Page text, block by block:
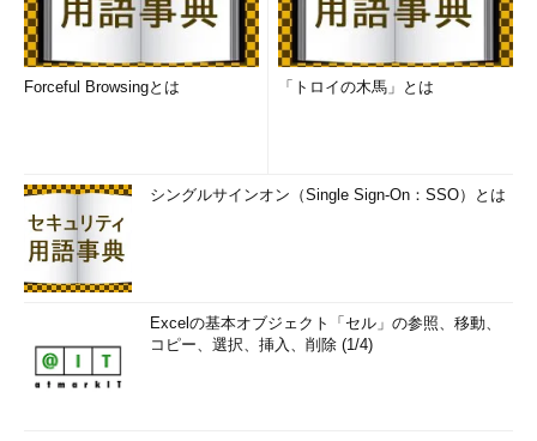
Forceful Browsingとは 「トロイの木馬」とは
シングルサインオン（Single Sign-On：SSO）とは
Excelの基本オブジェクト「セル」の参照、移動、
コピー、選択、挿入、削除 (1/4)